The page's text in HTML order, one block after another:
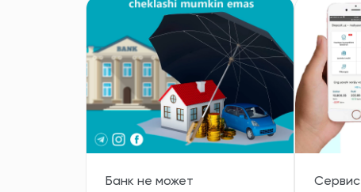
Банк не может